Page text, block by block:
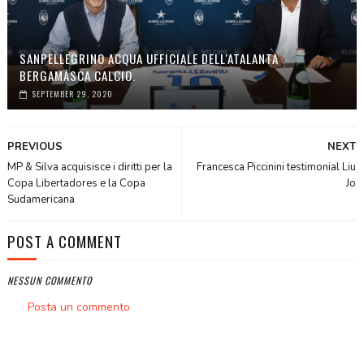
SANPELLEGRINO ACQUA UFFICIALE DELL'ATALANTA
BERGAMASCA CALCIO.
SEPTEMBER 29, 2020
NEXT
Francesca Piccinini testimonial Liu
Jo
PREVIOUS
MP & Silva acquisisce i diritti per la
Copa Libertadores e la Copa
Sudamericana
POST A COMMENT
NESSUN COMMENTO
Posta un commento